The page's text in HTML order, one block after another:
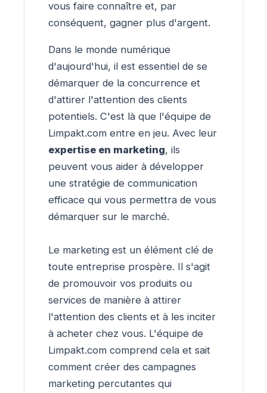
vous faire connaître et, par
conséquent, gagner plus d'argent.
Dans le monde numérique
d'aujourd'hui, il est essentiel de se
démarquer de la concurrence et
d'attirer l'attention des clients
potentiels. C'est là que l'équipe de
Limpakt.com entre en jeu. Avec leur
expertise en marketing, ils
peuvent vous aider à développer
une stratégie de communication
efficace qui vous permettra de vous
démarquer sur le marché.
Le marketing est un élément clé de
toute entreprise prospère. Il s'agit
de promouvoir vos produits ou
services de manière à attirer
l'attention des clients et à les inciter
à acheter chez vous. L'équipe de
Limpakt.com comprend cela et sait
comment créer des campagnes
marketing percutantes qui